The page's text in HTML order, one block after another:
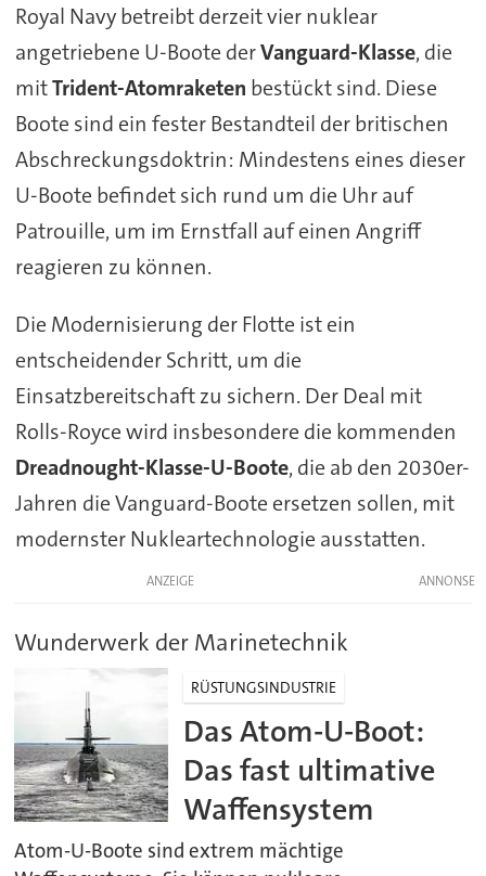
Royal Navy betreibt derzeit vier nuklear
angetriebene U-Boote derVanguard-Klasse, die
mitTrident-Atomraketen bestückt sind. Diese
Boote sind ein fester Bestandteil der britischen
Abschreckungsdoktrin: Mindestens eines dieser
U-Boote befindet sich rund um die Uhr auf
Patrouille, um im Ernstfall auf einen Angriff
reagieren zu können.
Die Modernisierung der Flotte ist ein
entscheidender Schritt, um die
Einsatzbereitschaft zu sichern. Der Deal mit
Rolls-Royce wird insbesondere die kommenden
Dreadnought-Klasse-U-Boote, die ab den 2030er-
Jahren die Vanguard-Boote ersetzen sollen, mit
modernster Nukleartechnologie ausstatten.
ANZEIGE
Wunderwerk der Marinetechnik
RÜSTUNGSINDUSTRIE
Das Atom-U-Boot:
Das fast ultimative
Waffensystem
Atom-U-Boote sind extrem mächtige